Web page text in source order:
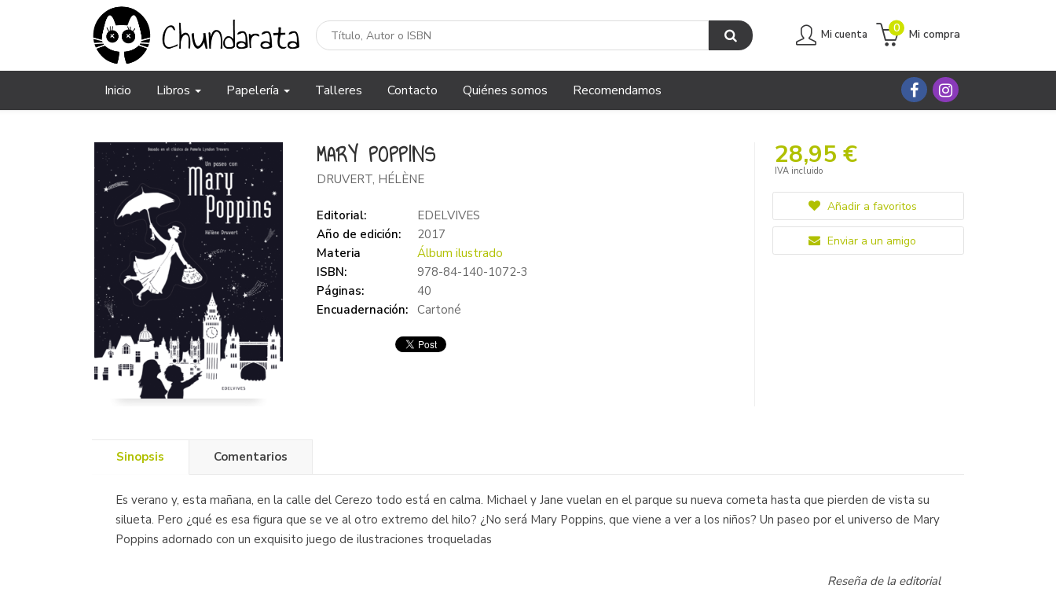
Mi cuenta Mi compra
0
Inicio Libros Papelería Talleres Contacto Quiénes somos Recomendamos
MARY POPPINS
DRUVERT, HÉLÈNE
Editorial:
EDELVIVES
Año de edición:
2017
Materia
Álbum ilustrado
ISBN:
978-84-140-1072-3
Páginas:
40
Encuadernación:
Cartoné
28,95 €
IVA incluido
Añadir a favoritos
Enviar a un amigo
Sinopsis Comentarios
Es verano y, esta mañana, en la calle del Cerezo todo está en calma. Michael y Jane vuelan en el parque su nueva cometa hasta que pierden de vista su
silueta. Pero ¿qué es esa figura que se ve al otro extremo del hilo? ¿No será Mary Poppins, que viene a ver a los niños? Un paseo por el universo de Mary
Poppins adornado con un exquisito juego de ilustraciones troqueladas
Reseña de la editorial